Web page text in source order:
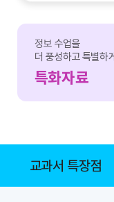
정보 수업을
더 풍성하고 특별하
특화자료
교과서 특장점